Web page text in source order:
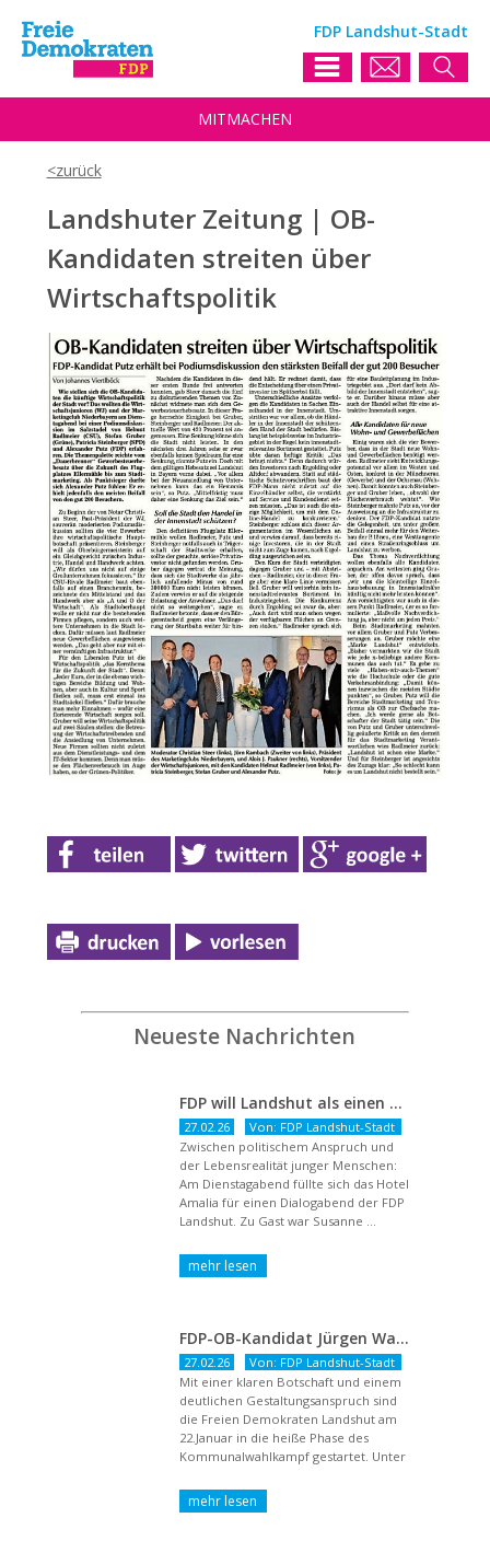
FDP Landshut-Stadt
MITMACHEN
Landshuter Zeitung | OB-
Kandidaten streiten über
Wirtschaftspolitik
Neueste Nachrichten
FDP will Landshut als einen echten Chancenort gestalten
27.02.26
Von: FDP Landshut-Stadt
Zwischen politischem Anspruch und
der Lebensrealität junger Menschen:
Am Dienstagabend füllte sich das Hotel
Amalia für einen Dialogabend der FDP
Landshut. Zu Gast war Susanne ...
FDP-OB-Kandidat Jürgen Wachter: „Politik auf Pump ist unsozial“
27.02.26
Von: FDP Landshut-Stadt
Mit einer klaren Botschaft und einem
deutlichen Gestaltungsanspruch sind
die Freien Demokraten Landshut am
22.Januar in die heiße Phase des
Kommunalwahlkampf gestartet. Unter